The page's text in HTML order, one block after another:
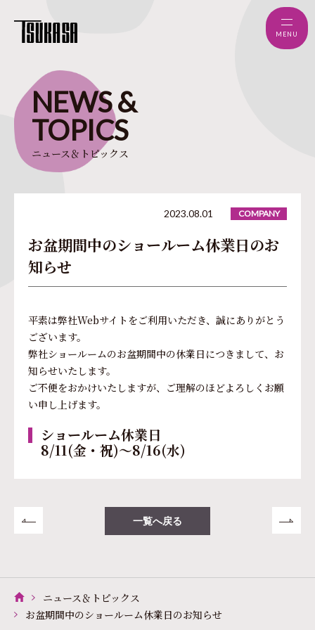
MENU
NEWS&
TOPICS
ニュース＆トピックス
お盆期間中のショールーム休業日のお
知らせ
2023.08.01 COMPANY
平素は弊社Webサイトをご利用いただき、誠にありがとう
ございます。
弊社ショールームのお盆期間中の休業日につきまして、お
知らせいたします。
ご不便をおかけいたしますが、ご理解のほどよろしくお願
い申し上げます。
ショールーム休業日
8/11(金・祝)～8/16(水)
一覧へ戻る
ニュース＆トピックス
お盆期間中のショールーム休業日のお知らせ